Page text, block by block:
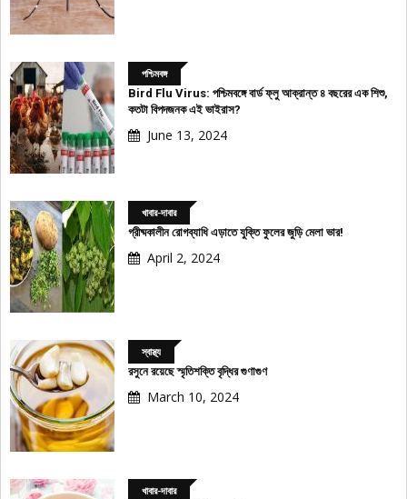
পশ্চিমবঙ্গ
Bird Flu Virus: পশ্চিমবঙ্গে বার্ড ফ্লু আক্রান্ত ৪ বছরের এক শিশু,
কতটা বিপদজনক এই ভাইরাস?
June 13, 2024
খাবার-দাবার
গ্রীষ্মকালীন রোগব্যাধি এড়াতে যুক্তি ফুলের জুড়ি মেলা ভার!
April 2, 2024
স্বাস্থ্য
রসুনে রয়েছে স্মৃতিশক্তি বৃদ্ধির গুণাগুণ
March 10, 2024
খাবার-দাবার